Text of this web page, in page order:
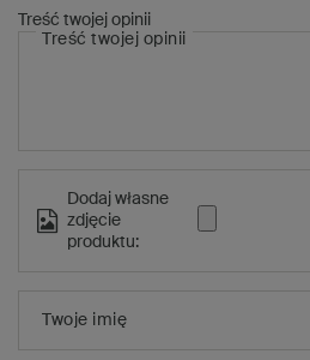
Treść twojej opinii
Treść twojej opinii
Dodaj własne
zdjęcie
produktu:
Twoje imię